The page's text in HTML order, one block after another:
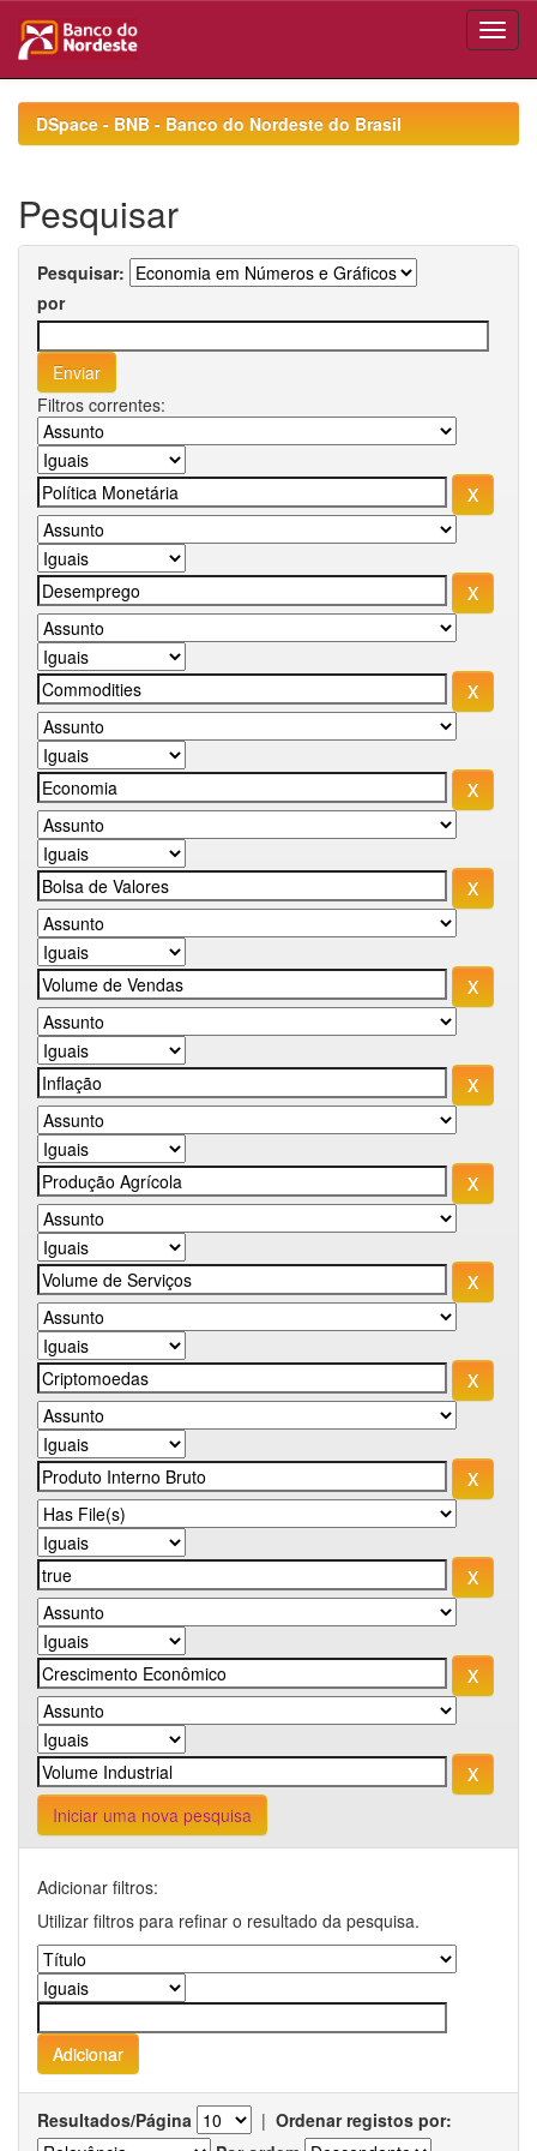
navigationDSpace - BNB - Banco do Nordeste do Brasil
Pesquisar
Pesquisar:
por
Filtros correntes:
Iniciar uma nova pesquisa
Adicionar filtros:
Utilizar filtros para refinar o resultado da pesquisa.
Resultados/Página | Ordenar registos por: